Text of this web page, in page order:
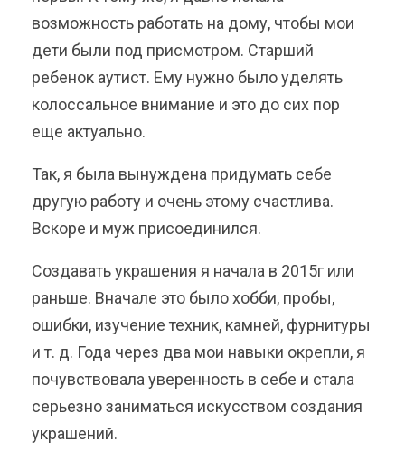
возможность работать на дому, чтобы мои
дети были под присмотром. Старший
ребенок аутист. Ему нужно было уделять
колоссальное внимание и это до сих пор
еще актуально.
Так, я была вынуждена придумать себе
другую работу и очень этому счастлива.
Вскоре и муж присоединился.
Создавать украшения я начала в 2015г или
раньше. Вначале это было хобби, пробы,
ошибки, изучение техник, камней, фурнитуры
и т. д. Года через два мои навыки окрепли, я
почувствовала уверенность в себе и стала
серьезно заниматься искусством создания
украшений.